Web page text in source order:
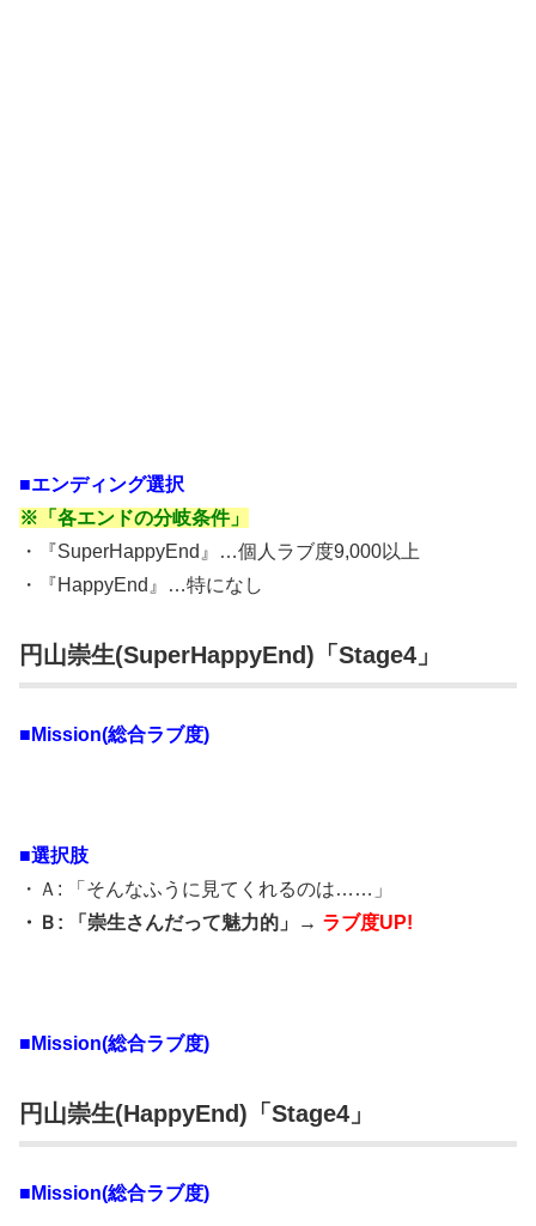
■エンディング選択
※「各エンドの分岐条件」
・『SuperHappyEnd』…個人ラブ度9,000以上
・『HappyEnd』…特になし
円山崇生(SuperHappyEnd)「Stage4」
■Mission(総合ラブ度)
■選択肢
・Ａ: 「そんなふうに見てくれるのは……」
・Ｂ: 「崇生さんだって魅力的」→ ラブ度UP!
■Mission(総合ラブ度)
円山崇生(HappyEnd)「Stage4」
■Mission(総合ラブ度)